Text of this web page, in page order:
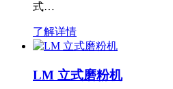
式…
了解详情
LM 立式磨粉机